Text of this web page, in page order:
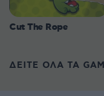
Cut The Rope
ΔΕΙΤΕ ΟΛΑ ΤΑ